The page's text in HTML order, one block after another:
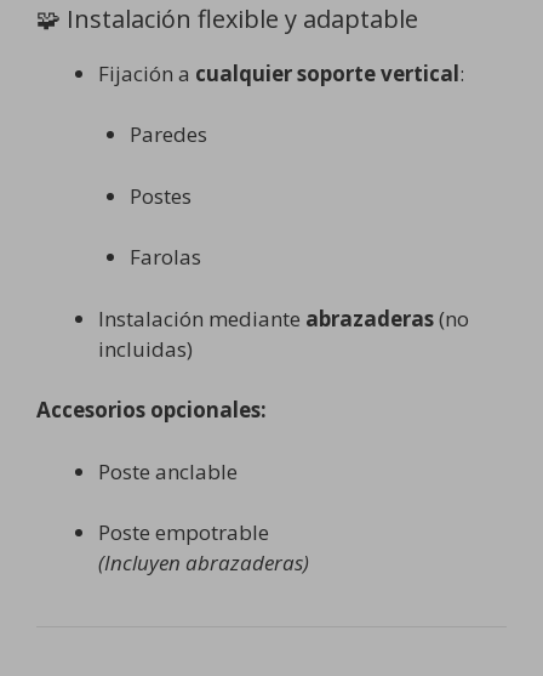
🧩 Instalación flexible y adaptable
Fijación a cualquier soporte vertical:
Paredes
Postes
Farolas
Instalación mediante abrazaderas(no
incluidas)
Accesorios opcionales:
Poste anclable
Poste empotrable
(Incluyen abrazaderas)